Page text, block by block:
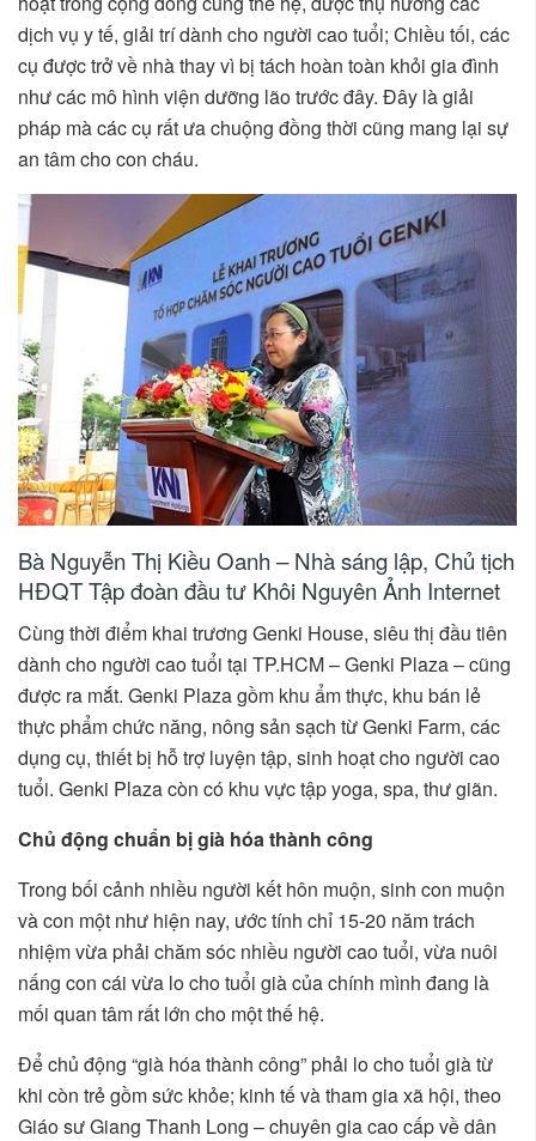
dịch vụ y tế, giải trí dành cho người cao tuổi; Chiều tối, các
cụ được trở về nhà thay vì bị tách hoàn toàn khỏi gia đình
như các mô hình viện dưỡng lão trước đây. Đây là giải
pháp mà các cụ rất ưa chuộng đồng thời cũng mang lại sự
an tâm cho con cháu.
Bà Nguyễn Thị Kiều Oanh – Nhà sáng lập, Chủ tịch
HĐQT Tập đoàn đầu tư Khôi Nguyên Ảnh Internet
Cùng thời điểm khai trương Genki House, siêu thị đầu tiên
dành cho người cao tuổi tại TP.HCM – Genki Plaza – cũng
được ra mắt. Genki Plaza gồm khu ẩm thực, khu bán lẻ
thực phẩm chức năng, nông sản sạch từ Genki Farm, các
dụng cụ, thiết bị hỗ trợ luyện tập, sinh hoạt cho người cao
tuổi. Genki Plaza còn có khu vực tập yoga, spa, thư giãn.
Chủ động chuẩn bị già hóa thành công
Trong bối cảnh nhiều người kết hôn muộn, sinh con muộn
và con một như hiện nay, ước tính chỉ 15-20 năm trách
nhiệm vừa phải chăm sóc nhiều người cao tuổi, vừa nuôi
nấng con cái vừa lo cho tuổi già của chính mình đang là
mối quan tâm rất lớn cho một thế hệ.
Để chủ động “già hóa thành công” phải lo cho tuổi già từ
khi còn trẻ gồm sức khỏe; kinh tế và tham gia xã hội, theo
Giáo sư Giang Thanh Long – chuyên gia cao cấp về dân